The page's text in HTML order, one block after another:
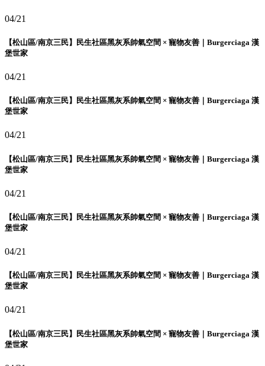
04/21
【松山區/南京三民】民生社區黑灰系帥氣空間 × 寵物友善｜Burgerciaga 漢
堡世家
04/21
【松山區/南京三民】民生社區黑灰系帥氣空間 × 寵物友善｜Burgerciaga 漢
堡世家
04/21
【松山區/南京三民】民生社區黑灰系帥氣空間 × 寵物友善｜Burgerciaga 漢
堡世家
04/21
【松山區/南京三民】民生社區黑灰系帥氣空間 × 寵物友善｜Burgerciaga 漢
堡世家
04/21
【松山區/南京三民】民生社區黑灰系帥氣空間 × 寵物友善｜Burgerciaga 漢
堡世家
04/21
【松山區/南京三民】民生社區黑灰系帥氣空間 × 寵物友善｜Burgerciaga 漢
堡世家